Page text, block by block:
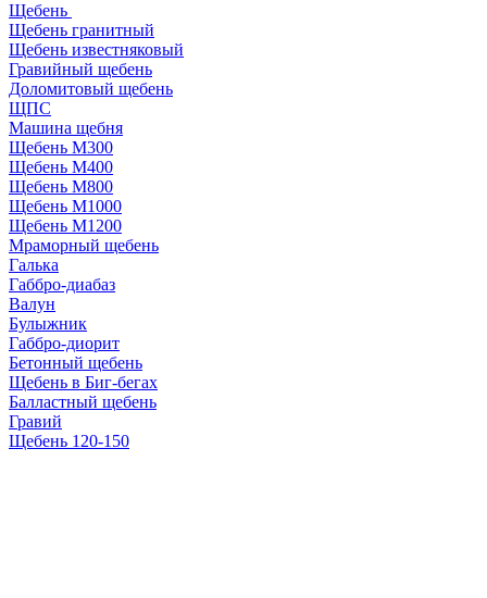
Щебень
Щебень гранитный
Щебень известняковый
Гравийный щебень
Доломитовый щебень
ЩПС
Машина щебня
Щебень М300
Щебень М400
Щебень М800
Щебень М1000
Щебень М1200
Мраморный щебень
Галька
Габбро-диабаз
Валун
Булыжник
Габбро-диорит
Бетонный щебень
Щебень в Биг-бегах
Балластный щебень
Гравий
Щебень 120-150